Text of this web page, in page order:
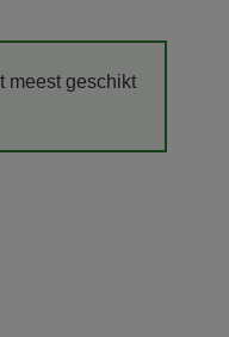
meest geschikt
de strengste